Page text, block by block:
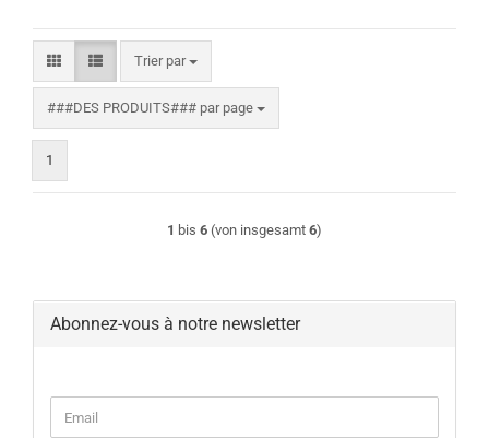
Trier par
Trier par
###DES PRODUITS### par page
###DES PRODUITS### par page
1
1 bis 6 (von insgesamt 6)
Abonnez-vous à notre newsletter
Email